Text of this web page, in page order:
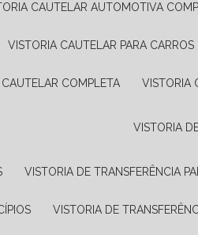
CAUTELAR AUTOMOTIVA
VISTORIA CAUTELAR PARA CARROS
CAUTELAR COMPLETA
VISTORIA
VISTORIA DE TRANSFERÊNCIA
VISTORIA DE